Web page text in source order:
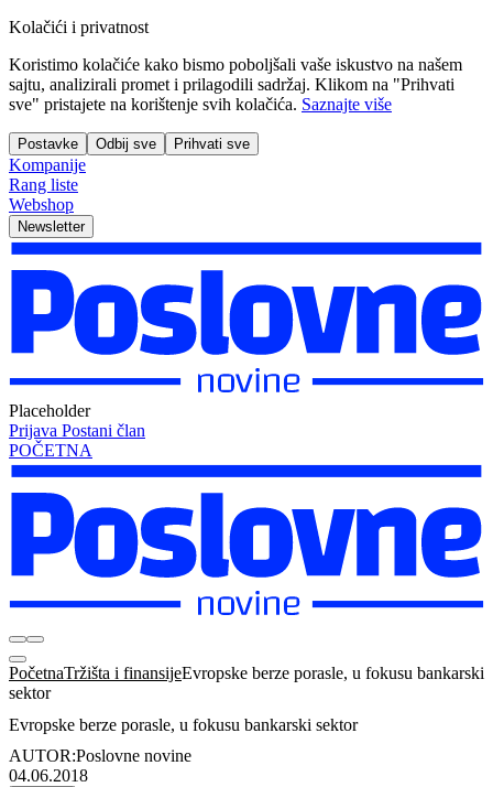
Kolačići i privatnost
Koristimo kolačiće kako bismo poboljšali vaše iskustvo na našem
sajtu, analizirali promet i prilagodili sadržaj. Klikom na "Prihvati
sve" pristajete na korištenje svih kolačića. Saznajte više
Postavke Odbij sve Prihvati sve
Kompanije
Rang liste
Webshop
Newsletter
Placeholder
Prijava Postani član
POČETNA
PočetnaTržišta i finansijeEvropske berze porasle, u fokusu bankarski
sektor
Evropske berze porasle, u fokusu bankarski sektor
AUTOR:Poslovne novine
04.06.2018